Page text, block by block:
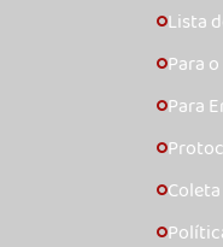
🞇Lista
🞇Para
🞇Para
🞇
🞇
🞇